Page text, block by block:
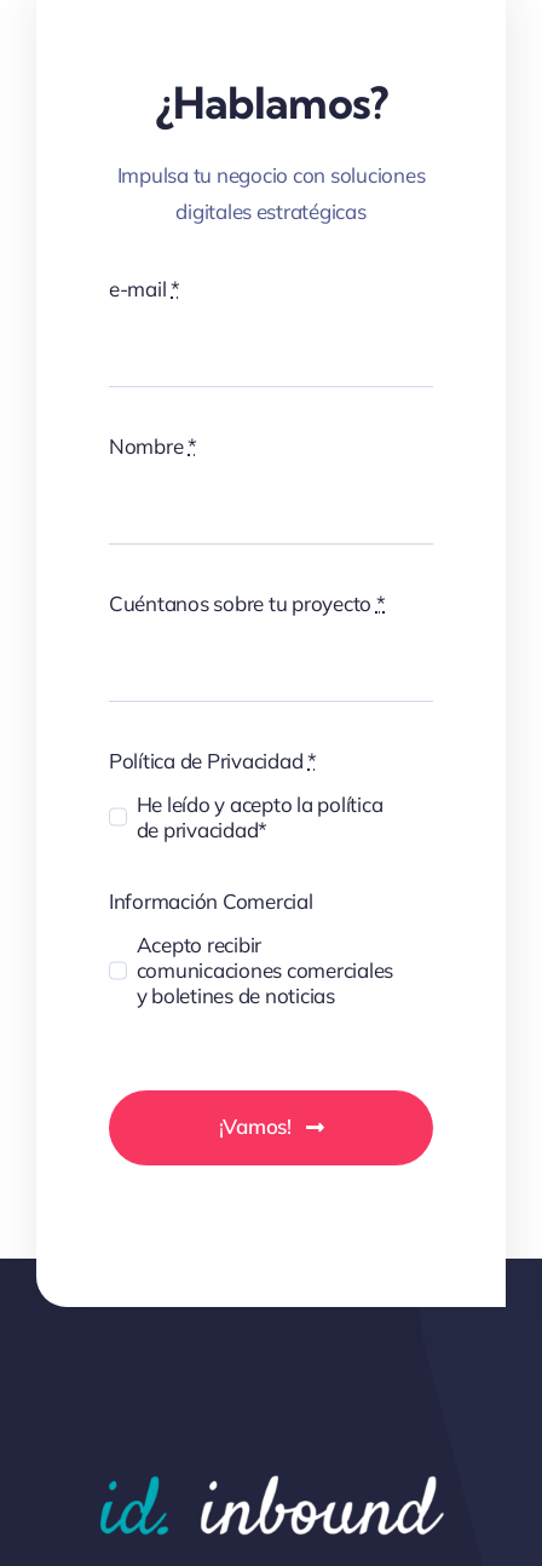
¿Hablamos?
Impulsa tu negocio con soluciones
digitales estratégicas
e-mail*
Nombre*
Cuéntanos sobre tu proyecto *
Política de Privacidad*
He leído y acepto la política
de privacidad*
Información Comercial
Acepto recibir
comunicaciones comerciales
y boletines de noticias
¡Vamos!